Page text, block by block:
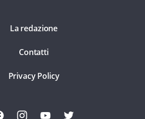
La redazione
Contatti
Privacy Policy